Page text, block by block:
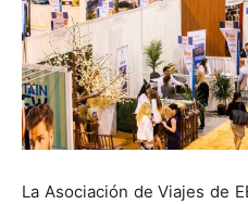
La Asociación de Viajes de